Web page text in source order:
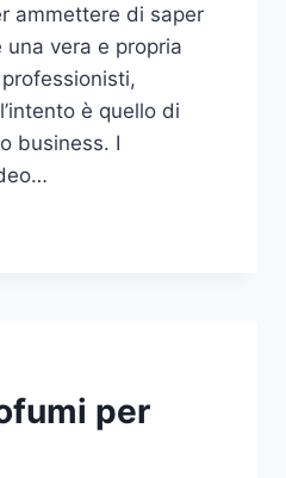
ammettere di saper
vera e propria
è quello di
business. I
per